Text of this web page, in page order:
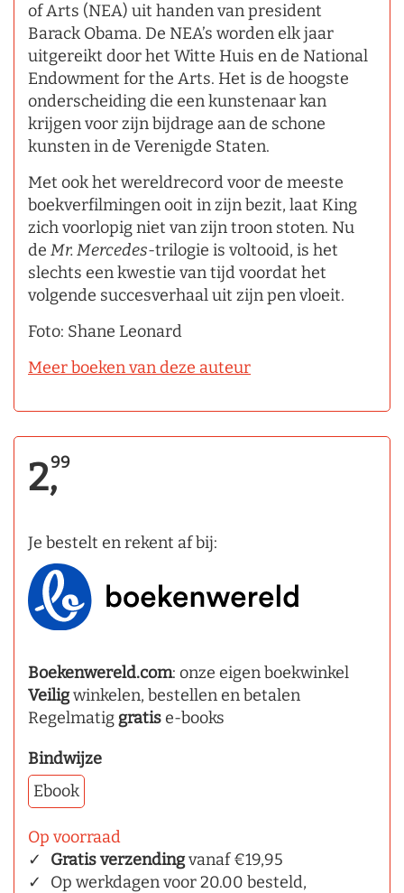
of Arts (NEA) uit handen van president
Barack Obama. De NEA’s worden elk jaar
uitgereikt door het Witte Huis en de National
Endowment for the Arts. Het is de hoogste
onderscheiding die een kunstenaar kan
krijgen voor zijn bijdrage aan de schone
kunsten in de Verenigde Staten.
Met ook het wereldrecord voor de meeste
boekverfilmingen ooit in zijn bezit, laat King
zich voorlopig niet van zijn troon stoten. Nu
de Mr. Mercedes­-trilogie is voltooid, is het
slechts een kwestie van tijd voordat het
volgende succesverhaal uit zijn pen vloeit.
Foto: Shane Leonard
Meer boeken van deze auteur
2,99
Je bestelt en rekent af bij:
Boekenwereld.com: onze eigen boekwinkel
Veiligwinkelen, bestellen en betalen
Regelmatig gratise-books
Bindwijze
Ebook
Op voorraad
Gratis verzendingvanaf €19,95
Op werkdagen voor 20.00 besteld,